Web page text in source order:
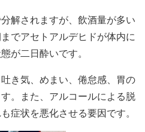
解されますが、飲酒量が多い
でアセトアルデヒドが体内に
が二日酔いです。
き気、めまい、倦怠感、胃の
。また、アルコールによる脱
症状を悪化させる要因です。